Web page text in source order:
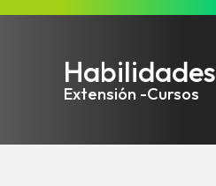
Extensión -Cursos